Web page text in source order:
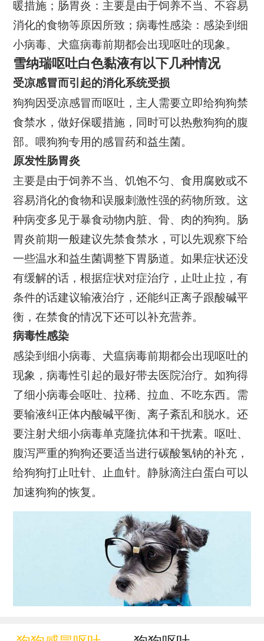
暖措施；肠胃炎：主要是由于饲养不当、不容易
消化的食物等原因所致；病毒性感染：感染到细
小病毒、犬瘟病毒前期都会出现呕吐的现象。
雪纳瑞呕吐白色黏液有以下几种情况
受凉感冒而引起的消化系统受损
狗狗因受凉感冒而呕吐，主人需要立即给狗狗禁
食禁水，做好保暖措施，同时可以热敷狗狗的腹
部。喂狗狗专用的感冒药和益生菌。
原发性肠胃炎
主要是由于饲养不当、饥饱不匀、食用腐败或不
容易消化的食物和误服刺激性强的药物所致。这
种病变多见于暴食动物内脏、骨、肉的狗狗。肠
胃炎前期一般建议先禁食禁水，可以先观察下给
一些温水和益生菌调整下胃肠道。如果症状还没
有缓解的话，根据症状对症治疗，止吐止拉，有
条件的话建议输液治疗，还能纠正离子跟酸碱平
衡，在禁食的情况下还可以补充营养。
病毒性感染
感染到细小病毒、犬瘟病毒前期都会出现呕吐的
现象，病毒性引起的最好带去医院治疗。如狗得
了细小病毒会呕吐、拉稀、拉血、不吃东西。需
要输液纠正体内酸碱平衡、离子紊乱和脱水。还
要注射犬细小病毒单克隆抗体和干扰素。呕吐、
腹泻严重的狗狗还要适当进行碳酸氢钠的补充，
给狗狗打止吐针、止血针。静脉滴注白蛋白可以
加速狗狗的恢复。